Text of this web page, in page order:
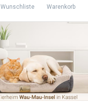
Wunschliste Warenkorb